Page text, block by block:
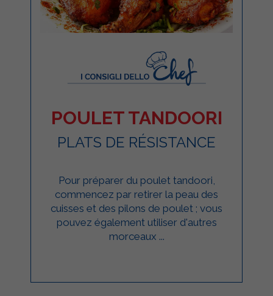
POULET TANDOORI
PLATS DE RÉSISTANCE
Pour préparer du poulet tandoori,
commencez par retirer la peau des
cuisses et des pilons de poulet ; vous
pouvez également utiliser d'autres
morceaux ...